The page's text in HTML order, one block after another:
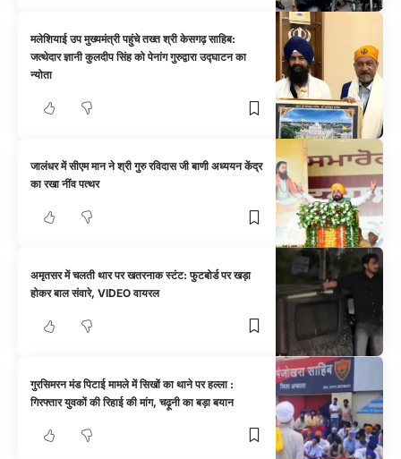
मलेशियाई उप मुख्यमंत्री पहुंचे तख्त श्री केसगढ़ साहिब:
जत्थेदार ज्ञानी कुलदीप सिंह को पेनांग गुरुद्वारा उद्घाटन का
न्योता
जालंधर में सीएम मान ने श्री गुरु रविदास जी बाणी अध्ययन केंद्र
का रखा नींव पत्थर
अमृतसर में चलती थार पर खतरनाक स्टंट: फुटबोर्ड पर खड़ा
होकर बाल संवारे, VIDEO वायरल
गुरसिमरन मंड पिटाई मामले में सिखों का थाने पर हल्ला :
गिरफ्तार युवकों की रिहाई की मांग, चढ़ूनी का बड़ा बयान